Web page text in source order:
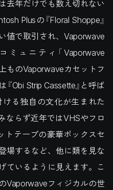
去年だけでも数え切れない
Plusの『Floral Shoppe』
値で取引され、Vaporwave
ュニティ「Vaporwave
ものVaporwaveカセットフ
Obi Strip Cassette』と呼ば
る独自の文化が生まれた
ならず近年ではVHSやフロ
トテープの豪華ボックスセ
場するなど、他に類を見な
ているように見えます。こ
Vaporwaveフィジカルの世